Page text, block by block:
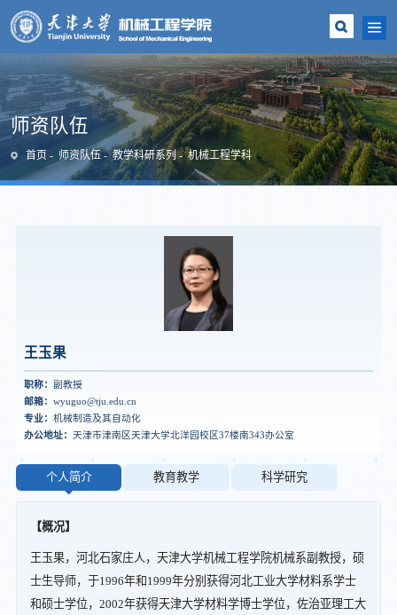
师资队伍
首页 师资队伍 教学科研系列 机械工程学科
王玉果
职称： 副教授
邮箱： wyuguo@tju.edu.cn
专业： 机械制造及其自动化
办公地址： 天津市津南区天津大学北洋园校区37楼南343办公室
个人简介 教育教学 科学研究
【概况】
王玉果，河北石家庄人，天津大学机械工程学院机械系副教授，硕
士生导师，于1996年和1999年分别获得河北工业大学材料系学士
和硕士学位，2002年获得天津大学材料学博士学位，佐治亚理工大